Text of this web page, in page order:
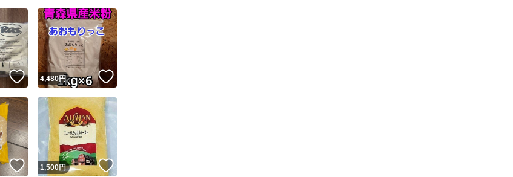
いいね！
4,480円 いいね！
いいね！
1,500円